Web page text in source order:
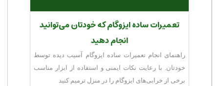
تعمیرات ساده ایزوگام که خودتان می‌توانید
انجام دهید
راهنمای انجام تعمیرات ساده ایزوگام آسیب دیده توسط
خودتان. با رعایت نکات ایمنی و استفاده از ابزار مناسب
برخی از خرابی‌های ایزوگام را در منزل ترمیم کنید